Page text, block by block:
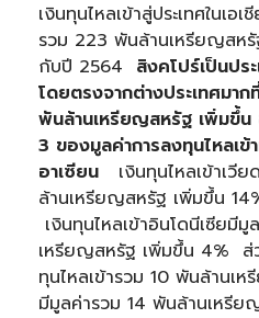
เงินทุนไหลเข้าสู่ประเทศในเอ
รวม 223 พันล้านเหรียญสหรั
กับปี 2564 สิงคโปร์เป็นปร
โดยตรงจากต่างประเทศมา
พันล้านเหรียญสหรัฐ เพิ่มขึ้
3 ของมูลค่าการลงทุนไหลเข้
อาเซียน เงินทุนไหลเข้าเวี
ล้านเหรียญสหรัฐ เพิ่มขึ้น
เงินทุนไหลเข้าอินโดนีเซียมี
เหรียญสหรัฐ เพิ่มขึ้น 4% ส่ว
ทุนไหลเข้ารวม 10 พันล้านเ
มีมูลค่ารวม 14 พันล้านเหรีย